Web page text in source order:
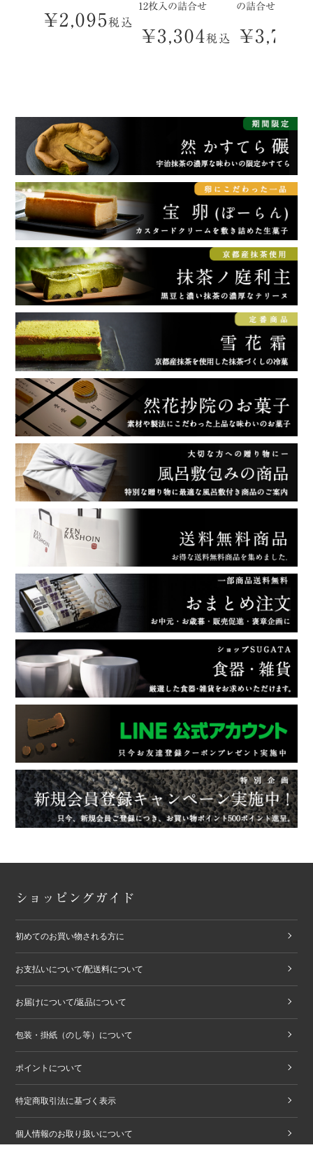
¥2,095税込
12枚入の詰合せ
¥3,304税込
の詰合せ
¥3,780
ショッピングガイド
初めてのお買い物される方に
お支払いについて/配送料について
お届けについて/返品について
包装・掛紙（のし等）について
ポイントについて
特定商取引法に基づく表示
個人情報のお取り扱いについて